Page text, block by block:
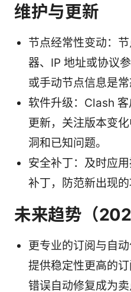
维护与更新
节点经常性变动：
器、IP 地址或协议
或手动节点信息是常
软件升级：Clash
更新，关注版本变
洞和已知问题。
安全补丁：及时应
补丁，防范新出现的
未来趋势（
更专业的订阅与自
提供稳定性更高的
错误自动修复成为卖